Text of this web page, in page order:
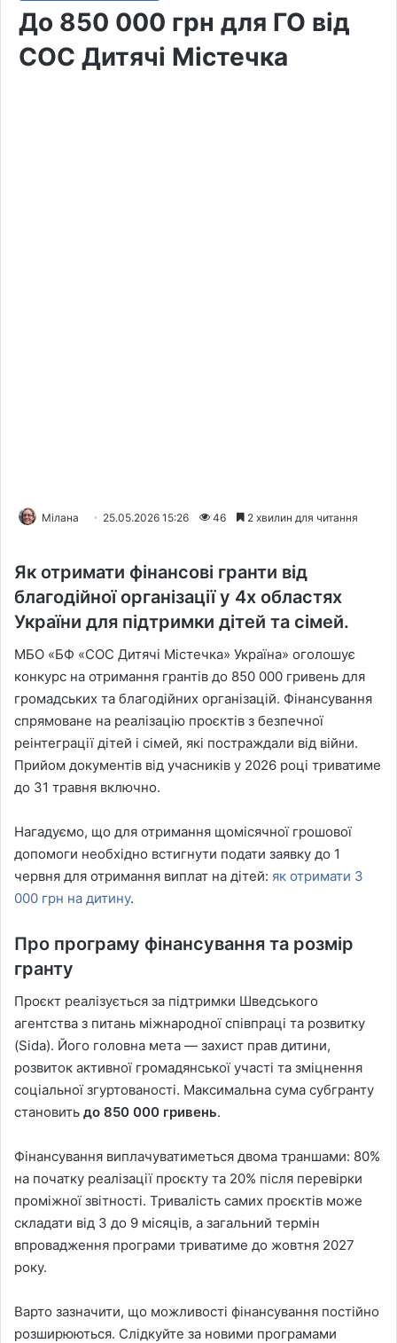
До 850 000 грн для ГО від
СОС Дитячі Містечка
Мілана 25.05.2026 15:26 46 2 хвилин для читання
Як отримати фінансові гранти від
благодійної організації у 4х областях
України для підтримки дітей та сімей.
МБО «БФ «СОС Дитячі Містечка» Україна» оголошує
конкурс на отримання грантів до 850 000 гривень для
громадських та благодійних організацій. Фінансування
спрямоване на реалізацію проєктів з безпечної
реінтеграції дітей і сімей, які постраждали від війни.
Прийом документів від учасників у 2026 році триватиме
до 31 травня включно.
Нагадуємо, що для отримання щомісячної грошової
допомоги необхідно встигнути подати заявку до 1
червня для отримання виплат на дітей: як отримати 3
000 грн на дитину.
Про програму фінансування та розмір
гранту
Проєкт реалізується за підтримки Шведського
агентства з питань міжнародної співпраці та розвитку
(Sida). Його головна мета — захист прав дитини,
розвиток активної громадянської участі та зміцнення
соціальної згуртованості. Максимальна сума субгранту
становить до 850 000 гривень.
Фінансування виплачуватиметься двома траншами: 80%
на початку реалізації проєкту та 20% після перевірки
проміжної звітності. Тривалість самих проєктів може
складати від 3 до 9 місяців, а загальний термін
впровадження програми триватиме до жовтня 2027
року.
Варто зазначити, що можливості фінансування постійно
розширюються. Слідкуйте за новими програмами